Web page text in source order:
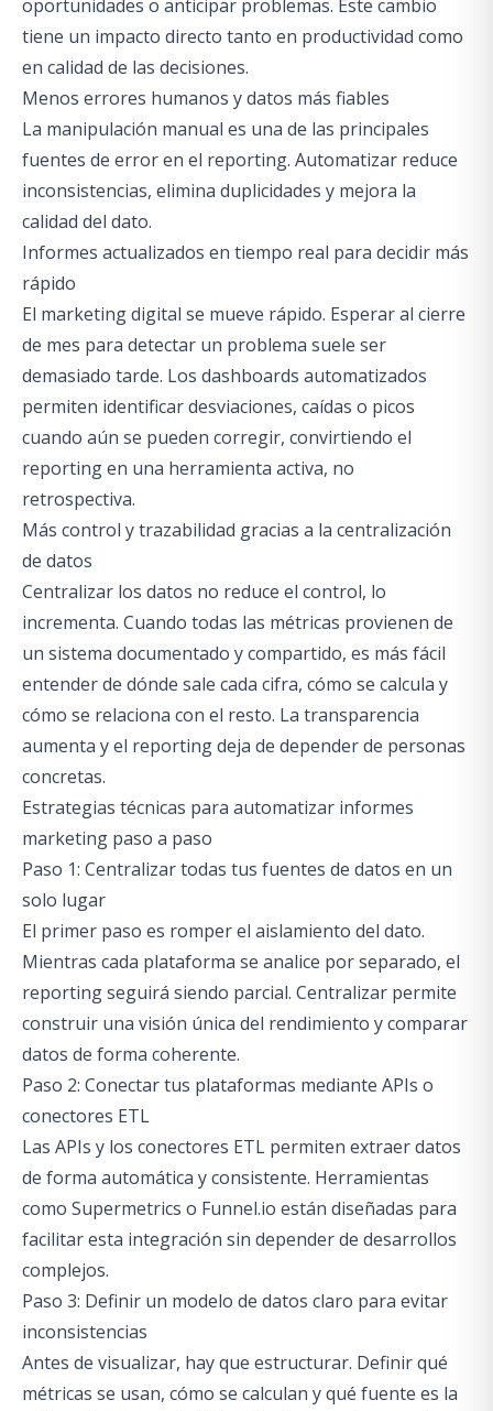
oportunidades o anticipar problemas. Este cambio
tiene un impacto directo tanto en productividad como
en calidad de las decisiones.
Menos errores humanos y datos más fiables
La manipulación manual es una de las principales
fuentes de error en el reporting. Automatizar reduce
inconsistencias, elimina duplicidades y mejora la
calidad del dato.
Informes actualizados en tiempo real para decidir más
rápido
El marketing digital se mueve rápido. Esperar al cierre
de mes para detectar un problema suele ser
demasiado tarde. Los dashboards automatizados
permiten identificar desviaciones, caídas o picos
cuando aún se pueden corregir, convirtiendo el
reporting en una herramienta activa, no
retrospectiva.
Más control y trazabilidad gracias a la centralización
de datos
Centralizar los datos no reduce el control, lo
incrementa. Cuando todas las métricas provienen de
un sistema documentado y compartido, es más fácil
entender de dónde sale cada cifra, cómo se calcula y
cómo se relaciona con el resto. La transparencia
aumenta y el reporting deja de depender de personas
concretas.
Estrategias técnicas para automatizar informes
marketing paso a paso
Paso 1: Centralizar todas tus fuentes de datos en un
solo lugar
El primer paso es romper el aislamiento del dato.
Mientras cada plataforma se analice por separado, el
reporting seguirá siendo parcial. Centralizar permite
construir una visión única del rendimiento y comparar
datos de forma coherente.
Paso 2: Conectar tus plataformas mediante APIs o
conectores ETL
Las APIs y los conectores ETL permiten extraer datos
de forma automática y consistente. Herramientas
como Supermetrics o Funnel.io están diseñadas para
facilitar esta integración sin depender de desarrollos
complejos.
Paso 3: Definir un modelo de datos claro para evitar
inconsistencias
Antes de visualizar, hay que estructurar. Definir qué
métricas se usan, cómo se calculan y qué fuente es la